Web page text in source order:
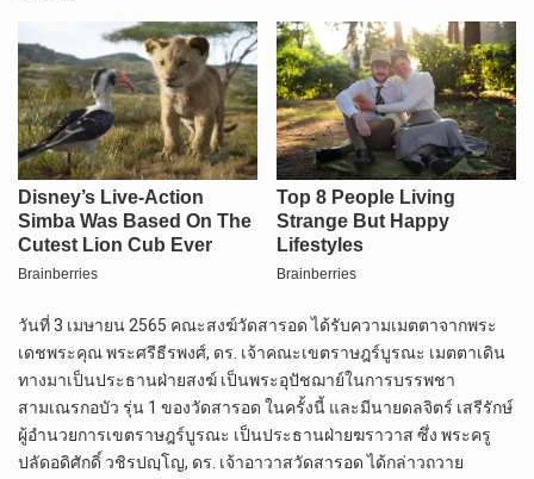
วันที่ 3 เมษายน 2565 คณะสงฆ์วัดสารอด ได้รับความเมตตาจากพระ
เดชพระคุณ พระศรีธีรพงศ์, ดร. เจ้าคณะเขตราษฎร์บูรณะ เมตตาเดิน
ทางมาเป็นประธานฝ่ายสงฆ์ เป็นพระอุปัชฌาย์ในการบรรพชา
สามเณรกอบัว รุ่น 1 ของวัดสารอด ในครั้งนี้ และมีนายดลจิตร์ เสรีรักษ์
ผู้อำนวยการเขตราษฎร์บูรณะ เป็นประธานฝ่ายฆราวาส ซึ่ง พระครู
ปลัดอดิศักดิ์ วชิรปญฺโญ, ดร. เจ้าอาวาสวัดสารอด ได้กล่าวถวาย